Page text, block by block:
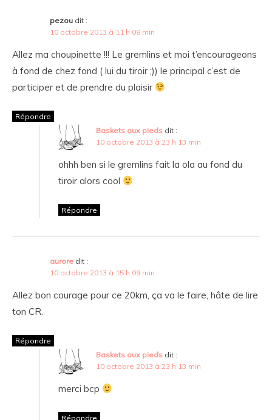
pezou dit :
10 octobre 2013 à 11 h 08 min
Allez ma choupinette !!! Le gremlins et moi t’encourageons
à fond de chez fond ( lui du tiroir ;)) le principal c’est de
participer et de prendre du plaisir
Répondre
Baskets aux pieds dit :
10 octobre 2013 à 23 h 13 min
ohhh ben si le gremlins fait la ola au fond du
tiroir alors cool
Répondre
aurore dit :
10 octobre 2013 à 15 h 09 min
Allez bon courage pour ce 20km, ça va le faire, hâte de lire
ton CR.
Répondre
Baskets aux pieds dit :
10 octobre 2013 à 23 h 13 min
merci bcp
Répondre